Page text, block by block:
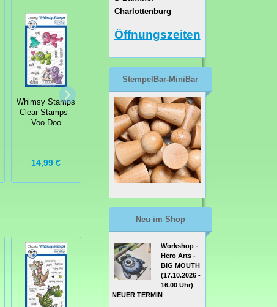
Whimsy Stamps
Clear Stamps -
Voo Doo
14,99 €
Whimsy Stamps
Clear Stamps -
Dragon New
Year Drachen
Neujahr
14,99 €
Whimsy Stamps
Die Stanze -
WTF? Word and
Shadow Die Set
9,99 €
Charlottenburg
Öffnungszeiten
StempelBar-MiniBar
Neu im Shop
Workshop -
Hero Arts -
BIG MOUTH
(17.10.2026 -
16.00 Uhr)
NEUER TERMIN